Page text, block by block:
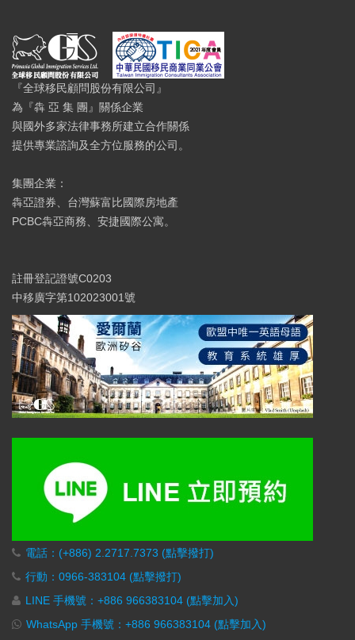
『全球移民顧問股份有限公司』
為『犇 亞 集 團』關係企業
與國外多家法律事務所建立合作關係
提供專業諮詢及全方位服務的公司。
集團企業：
犇亞證券、台灣蘇富比國際房地產
PCBC犇亞商務、安捷國際公寓。
註冊登記證號C0203
中移廣字第102023001號
電話：(+886) 2.2717.7373 (點擊撥打)
行動：0966-383104 (點擊撥打)
LINE 手機號：+886 966383104 (點擊加入)
WhatsApp 手機號：+886 966383104 (點擊加入)